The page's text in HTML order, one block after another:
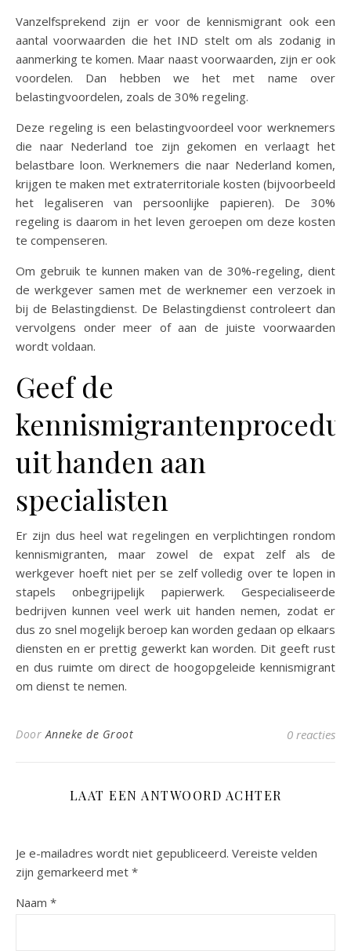
Vanzelfsprekend zijn er voor de kennismigrant ook een
aantal voorwaarden die het IND stelt om als zodanig in
aanmerking te komen. Maar naast voorwaarden, zijn er ook
voordelen. Dan hebben we het met name over
belastingvoordelen, zoals de 30% regeling.
Deze regeling is een belastingvoordeel voor werknemers
die naar Nederland toe zijn gekomen en verlaagt het
belastbare loon. Werknemers die naar Nederland komen,
krijgen te maken met extraterritoriale kosten (bijvoorbeeld
het legaliseren van persoonlijke papieren). De 30%
regeling is daarom in het leven geroepen om deze kosten
te compenseren.
Om gebruik te kunnen maken van de 30%-regeling, dient
de werkgever samen met de werknemer een verzoek in
bij de Belastingdienst. De Belastingdienst controleert dan
vervolgens onder meer of aan de juiste voorwaarden
wordt voldaan.
Geef de
uit handen aan
specialisten
Er zijn dus heel wat regelingen en verplichtingen rondom
kennismigranten, maar zowel de expat zelf als de
werkgever hoeft niet per se zelf volledig over te lopen in
stapels onbegrijpelijk papierwerk. Gespecialiseerde
bedrijven kunnen veel werk uit handen nemen, zodat er
dus zo snel mogelijk beroep kan worden gedaan op elkaars
diensten en er prettig gewerkt kan worden. Dit geeft rust
en dus ruimte om direct de hoogopgeleide kennismigrant
om dienst te nemen.
DoorAnneke de Groot 0 reacties
LAAT EEN ANTWOORD ACHTER
Je e-mailadres wordt niet gepubliceerd. Vereiste velden
zijn gemarkeerd met *
Naam *